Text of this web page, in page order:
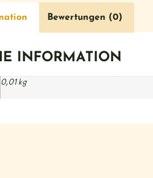
Bewertungen (0)
INFORMATION
0,01 kg